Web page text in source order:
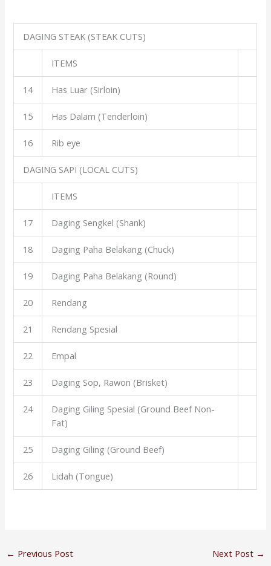
DAGING STEAK (STEAK CUTS)
ITEMS
14 Has Luar (Sirloin)
15 Has Dalam (Tenderloin)
16 Rib eye
DAGING SAPI (LOCAL CUTS)
ITEMS
17 Daging Sengkel (Shank)
18 Daging Paha Belakang (Chuck)
19 Daging Paha Belakang (Round)
20 Rendang
21 Rendang Spesial
22 Empal
23 Daging Sop, Rawon (Brisket)
24
Daging Giling Spesial (Ground Beef Non-
Fat)
25 Daging Giling (Ground Beef)
26 Lidah (Tongue)
← Previous Post Next Post →